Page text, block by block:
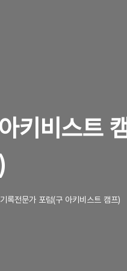
키비스트
록전문가 포럼(구 아키비스트 캠프)